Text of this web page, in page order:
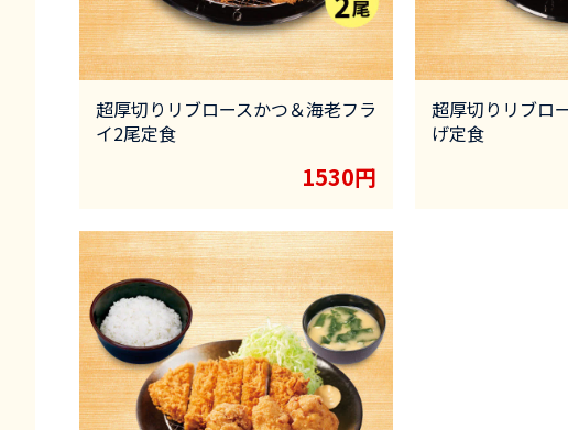
超厚切りリブロースかつ＆海老フラ
イ2尾定食
1530円
超厚切りリブロ
げ定食